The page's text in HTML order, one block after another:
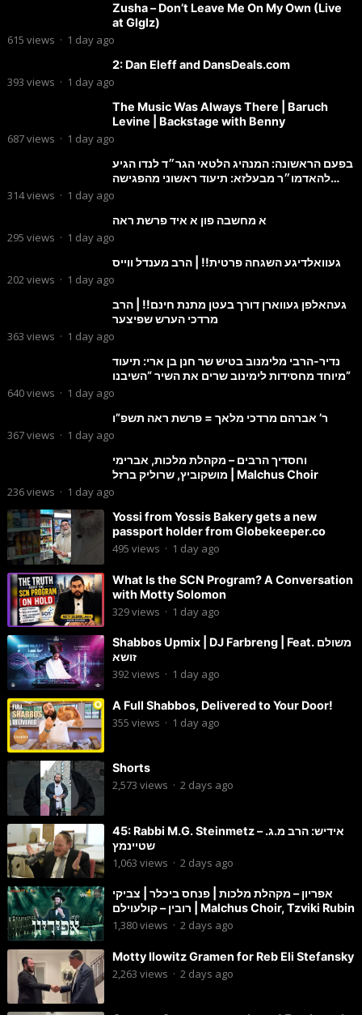
Zusha – Don’t Leave Me On My Own (Live
at Glglz)
615 views · 1 day ago
2: Dan Eleff and DansDeals.com
393 views · 1 day ago
The Music Was Always There | Baruch
Levine | Backstage with Benny
687views · 1 day ago
בפעם הראשונה: המנהיג הלטאי הגר״ד לנדו הגיע
להאדמו״ר מבעלזא: תיעוד ראשוני מהפגישה
הנדירה
314views · 1 day ago
א מחשבה פון א איד פרשת ראה
295 views · 1 day ago
געוואלדיגע השגחה פרטית!! | הרב מענדל ווייס
202views · 1 day ago
געהאלפן געווארן דורך בעטן מתנת חינם!! | הרב
מרדכי הערש שפיצער
363 views · 1 day ago
נדיר-הרבי מלימנוב בטיש שר חנן בן ארי: תיעוד
מיוחד מחסידות לימינוב שרים את השיר “השיבנו”
640views · 1 day ago
ר’ אברהם מרדכי מלאך = פרשת ראה תשפ”ו
367views · 1 day ago
וחסדיך הרבים – מקהלת מלכות, אברימי
מושקוביץ, שרוליק ברזל | Malchus Choir
236views · 1 day ago
Yossi from Yossis Bakery gets a new
passport holder from Globekeeper.co
495 views · 1 day ago
What Is the SCN Program? A Conversation
with Motty Solomon
329views · 1 day ago
Shabbos Upmix | DJ Farbreng | Feat. משולם
זושא
392views · 1 day ago
A Full Shabbos, Delivered to Your Door!
355 views · 1 day ago
Shorts
2,573 views · 2 days ago
45: Rabbi M.G. Steinmetz – אידיש: הרב מ.ג.
שטיינמץ
1,063 views · 2 days ago
אפריון – מקהלת מלכות | פנחס ביכלר | צביקי
רובין – קולעוילם | Malchus Choir, Tzviki Rubin
1,380views · 2 days ago
Motty Ilowitz Gramen for Reb Eli Stefansky
2,263 views · 2 days ago